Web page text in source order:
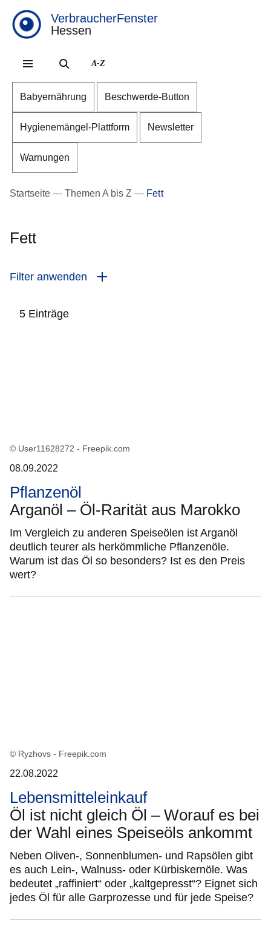
VerbraucherFenster
Hessen
A-Z
Babyernährung Beschwerde-Button
Hygienemängel-Plattform Newsletter
Warnungen
Startseite Themen A bis Z Fett
Fett
Filter anwenden
5 Einträge
© User11628272 - Freepik.com
08.09.2022
Pflanzenöl
Arganöl – Öl-Rarität aus Marokko
Im Vergleich zu anderen Speiseölen ist Arganöl
deutlich teurer als herkömmliche Pflanzenöle.
Warum ist das Öl so besonders? Ist es den Preis
wert?
© Ryzhovs - Freepik.com
22.08.2022
Lebensmitteleinkauf
Öl ist nicht gleich Öl – Worauf es bei
der Wahl eines Speiseöls ankommt
Neben Oliven-, Sonnenblumen- und Rapsölen gibt
es auch Lein-, Walnuss- oder Kürbiskernöle. Was
bedeutet „raffiniert“ oder „kaltgepresst“? Eignet sich
jedes Öl für alle Garprozesse und für jede Speise?